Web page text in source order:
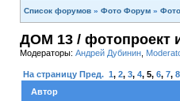
Список форумов » Фото Форум »
ДОМ 13 / фотопроект
Модераторы: Андрей Дубинин
На страницу Пред. 1, 2, 3, 4, 5, 6, 7, 8
Автор